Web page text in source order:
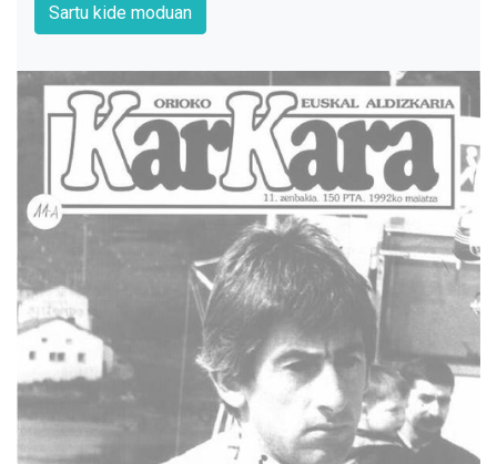
Sartu kide moduan